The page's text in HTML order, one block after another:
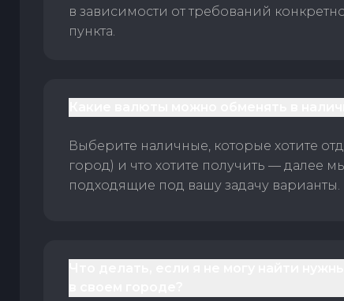
в зависимости от требований
пункта.
Выберите наличные, которые хотите
город) и что хотите получить — далее
подходящие под вашу задачу варианты.